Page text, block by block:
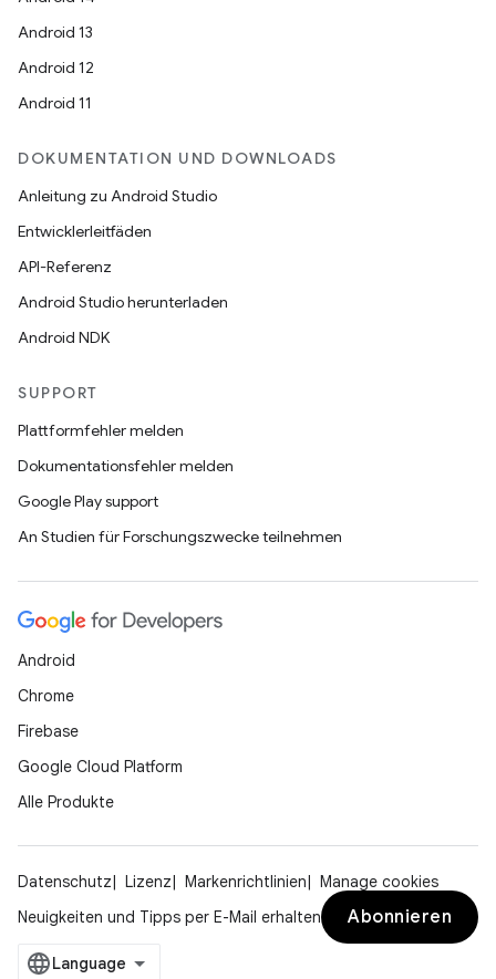
Android 13
Android 12
Android 11
DOKUMENTATION UND DOWNLOADS
Anleitung zu Android Studio
Entwicklerleitfäden
API-Referenz
Android Studio herunterladen
Android NDK
SUPPORT
Plattformfehler melden
Dokumentationsfehler melden
Google Play support
An Studien für Forschungszwecke teilnehmen
Android
Chrome
Firebase
Google Cloud Platform
Alle Produkte
Datenschutz Lizenz Markenrichtlinien
Manage cookies
Neuigkeiten und Tipps per E-Mail erhalten
Abonnieren